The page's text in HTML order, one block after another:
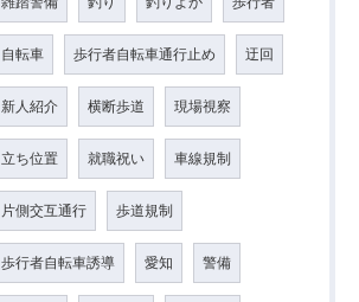
自転車 歩行者自転車通行止め 迂回
新人紹介 横断歩道 現場視察
立ち位置 就職祝い 車線規制
片側交互通行 歩道規制
歩行者自転車誘導 愛知 警備